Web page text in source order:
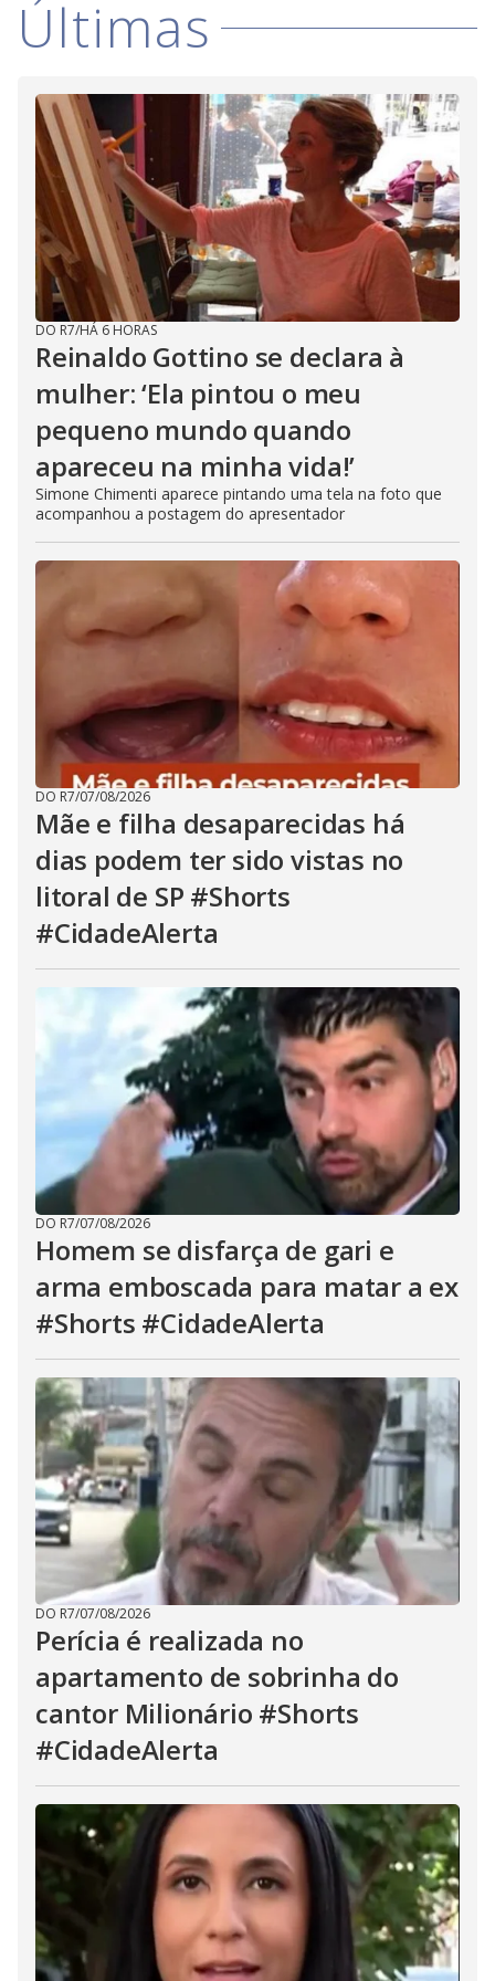
i
d
e
o
Últimas
DO R7/HÁ 6 HORAS
Reinaldo Gottino se declara à
mulher: ‘Ela pintou o meu
pequeno mundo quando
apareceu na minha vida!’
Simone Chimenti aparece pintando uma tela na foto que
acompanhou a postagem do apresentador
DO R7/07/08/2026
Mãe e filha desaparecidas há
dias podem ter sido vistas no
litoral de SP #Shorts
#CidadeAlerta
DO R7/07/08/2026
Homem se disfarça de gari e
arma emboscada para matar a ex
#Shorts #CidadeAlerta
DO R7/07/08/2026
Perícia é realizada no
apartamento de sobrinha do
cantor Milionário #Shorts
#CidadeAlerta